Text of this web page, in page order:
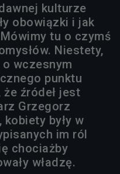
kulturze
obowiązki i jak
tu o czymś
Niestety,
wczesnym
punktu
źródeł jest
Grzegorz
były w
im ról
chociażby
władzę.